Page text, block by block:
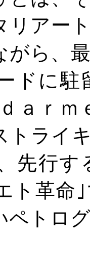
リアー
がら、
ドに駐
ａｒｍ
トライ
先行す
ト革命
ペトロ